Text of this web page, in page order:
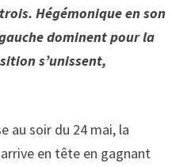
Hégémonique en son
dominent pour la
s’unissent,
au soir du 24 mai, la
en tête en gagnant